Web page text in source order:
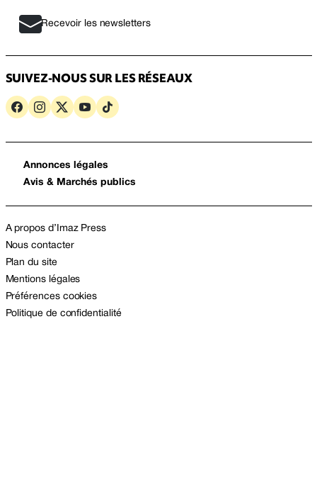
Recevoir les newsletters
SUIVEZ-NOUS SUR LES RÉSEAUX
Annonces légales
Avis & Marchés publics
A propos d’Imaz Press
Nous contacter
Plan du site
Mentions légales
Préférences cookies
Politique de confidentialité